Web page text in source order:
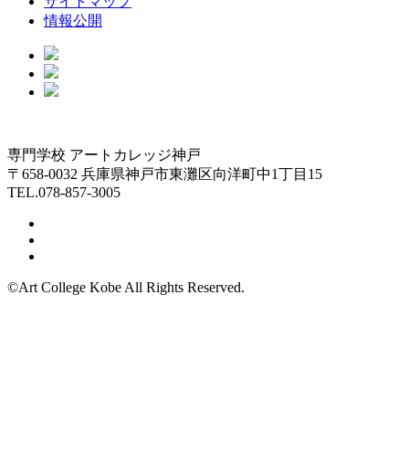
情報公開
専門学校 アートカレッジ神戸
〒658-0032 兵庫県神戸市東灘区向洋町中1丁目15
TEL.078-857-3005
©Art College Kobe All Rights Reserved.